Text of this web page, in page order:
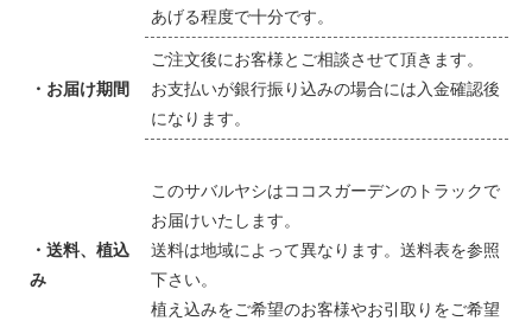
あげる程度で十分です。
・お届け期間
ご注文後にお客様とご相談させて頂きます。
お支払いが銀行振り込みの場合には入金確認後
になります。
・送料、植込
み
このサバルヤシはココスガーデンのトラックで
お届けいたします。
送料は地域によって異なります。送料表を参照
下さい。
植え込みをご希望のお客様やお引取りをご希望